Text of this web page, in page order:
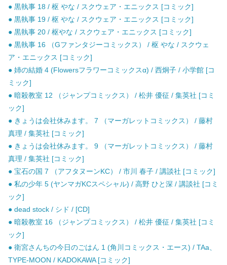
● 黒執事 18 / 枢 やな / スクウェア・エニックス [コミック]
● 黒執事 19 / 枢 やな / スクウェア・エニックス [コミック]
● 黒執事 20 / 枢やな / スクウェア・エニックス [コミック]
● 黒執事 16 （Gファンタジーコミックス） / 枢 やな / スクウェ
ア・エニックス [コミック]
● 姉の結婚 4 (Flowersフラワーコミックスα) / 西炯子 / 小学館 [コ
ミック]
● 暗殺教室 12 （ジャンプコミックス） / 松井 優征 / 集英社 [コミ
ック]
● きょうは会社休みます。 7 （マーガレットコミックス） / 藤村
真理 / 集英社 [コミック]
● きょうは会社休みます。 9 （マーガレットコミックス） / 藤村
真理 / 集英社 [コミック]
● 宝石の国 7 （アフタヌーンKC） / 市川 春子 / 講談社 [コミック]
● 私の少年 5 (ヤンマガKCスペシャル) / 高野 ひと深 / 講談社 [コミ
ック]
● dead stock / シド / [CD]
● 暗殺教室 16 （ジャンプコミックス） / 松井 優征 / 集英社 [コミ
ック]
● 衛宮さんちの今日のごはん 1 (角川コミックス・エース) / TAa、
TYPE-MOON / KADOKAWA [コミック]